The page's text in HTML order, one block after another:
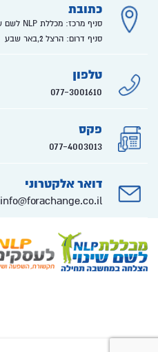
כתובת
סניף מרכז: מכללת NLP לשם שנוי בצלאל 7, רמת גן
סניף דרום: הרצל 2,באר שבע
טלפון
077-3001610
פקס
077-4003013
דואר אלקטרוני
info@forachange.co.il